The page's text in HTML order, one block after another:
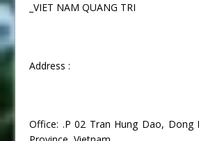
_VIET NAM QUANG TRI
Address :
Office: .P 02 Tran Hung Dao, Dong